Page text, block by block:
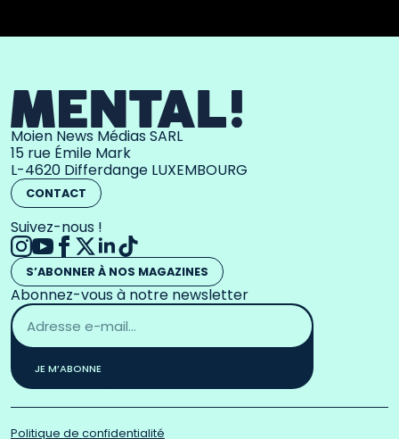
Moien News Médias SARL
15 rue Émile Mark
L-4620 Differdange LUXEMBOURG
CONTACT
Suivez-nous !
S’ABONNER À NOS MAGAZINES
Abonnez-vous à notre newsletter
Adresse
email
*
JE M’ABONNE
Politique de confidentialité